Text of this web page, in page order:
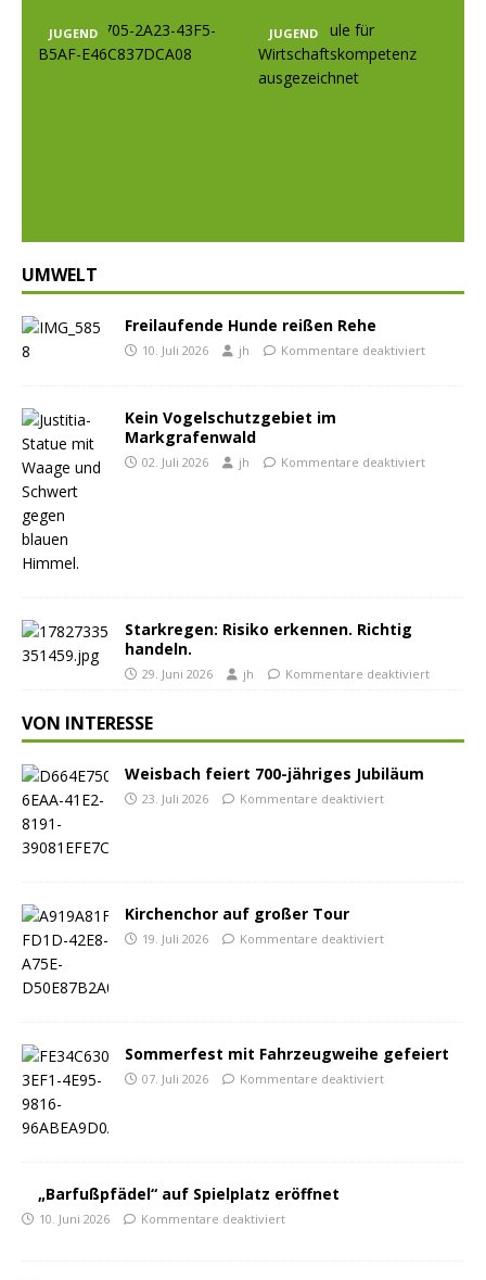
JUGEND JUGEND
UMWELT
Freilaufende Hunde reißen Rehe
10. Juli 2026 jh Kommentare deaktiviert
Kein Vogelschutzgebiet im
Markgrafenwald
02. Juli 2026 jh Kommentare deaktiviert
Starkregen: Risiko erkennen. Richtig
handeln.
29. Juni 2026 jh Kommentare deaktiviert
VON INTERESSE
Weisbach feiert 700-jähriges Jubiläum
23. Juli 2026 Kommentare deaktiviert
Kirchenchor auf großer Tour
19. Juli 2026 Kommentare deaktiviert
Sommerfest mit Fahrzeugweihe gefeiert
07. Juli 2026 Kommentare deaktiviert
„Barfußpfädel“ auf Spielplatz eröffnet
10. Juni 2026 Kommentare deaktiviert